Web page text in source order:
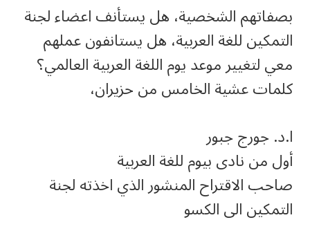
بصفاتهم الشخصية، هل يستأنف اعضاء لجنة
التمكين للغة العربية، هل يستانفون عملهم
معي لتغيير موعد يوم اللغة العربية العالمي؟
كلمات عشية الخامس من حزيران،
ا.د. جورج جبور
أول من نادى بيوم للغة العربية
صاحب الاقتراح المنشور الذي اخذته لجنة
التمكين الى الكسو